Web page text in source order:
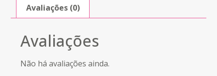
Avaliações (0)
Avaliações
Não há avaliações ainda.